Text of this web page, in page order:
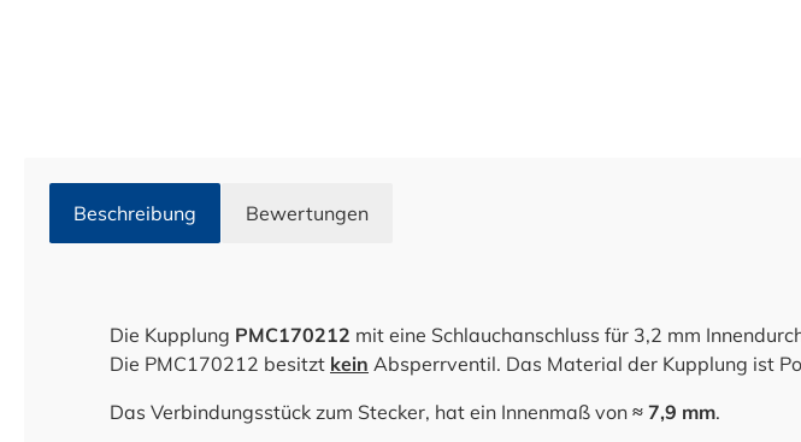
Beschreibung Bewertungen
Die Kupplung PMC170212 mit eine Schlauchanschluss für 3,2 mm
Die PMC170212 besitzt kein Absperrventil. Das Material der Kupplung ist
Das Verbindungsstück zum Stecker, hat ein Innenmaß von ≈ 7,9 mm.